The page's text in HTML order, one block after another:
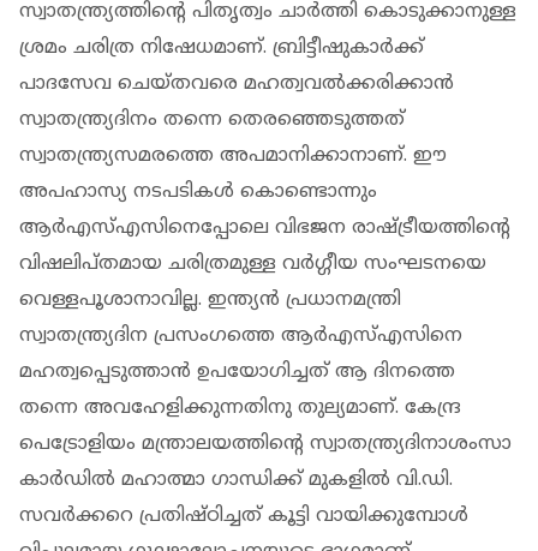
സ്വാതന്ത്ര്യത്തിന്റെ പിതൃത്വം ചാർത്തി കൊടുക്കാനുള്ള
ശ്രമം ചരിത്ര നിഷേധമാണ്. ബ്രിട്ടീഷുകാർക്ക്
പാദസേവ ചെയ്തവരെ മഹത്വവൽക്കരിക്കാൻ
സ്വാതന്ത്ര്യദിനം തന്നെ തെരഞ്ഞെടുത്തത്
സ്വാതന്ത്ര്യസമരത്തെ അപമാനിക്കാനാണ്. ഈ
അപഹാസ്യ നടപടികൾ കൊണ്ടൊന്നും
ആർഎസ്എസിനെപ്പോലെ വിഭജന രാഷ്ട്രീയത്തിന്റെ
വിഷലിപ്തമായ ചരിത്രമുള്ള വർഗ്ഗീയ സംഘടനയെ
വെള്ളപൂശാനാവില്ല. ഇന്ത്യൻ പ്രധാനമന്ത്രി
സ്വാതന്ത്ര്യദിന പ്രസംഗത്തെ ആർഎസ്എസിനെ
മഹത്വപ്പെടുത്താൻ ഉപയോഗിച്ചത് ആ ദിനത്തെ
തന്നെ അവഹേളിക്കുന്നതിനു തുല്യമാണ്. കേന്ദ്ര
പെട്രോളിയം മന്ത്രാലയത്തിന്റെ സ്വാതന്ത്ര്യദിനാശംസാ
കാർഡിൽ മഹാത്മാ ഗാന്ധിക്ക് മുകളിൽ വി.ഡി.
സവർക്കറെ പ്രതിഷ്ഠിച്ചത് കൂട്ടി വായിക്കുമ്പോൾ